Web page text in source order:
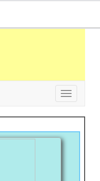
Toggle
navigation
-
-